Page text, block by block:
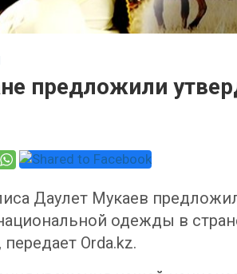
предложили
Даулет Мукаев
одежды в
Orda.kz.